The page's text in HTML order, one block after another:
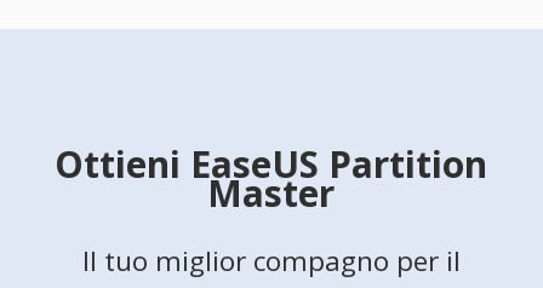
Ottieni EaseUS Partition
Master
Il tuo miglior compagno per il